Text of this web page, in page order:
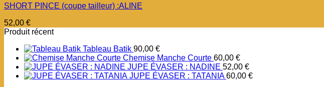
SHORT PINCE (coupe tailleur) :ALINE
52,00 €
Produit récent
Tableau Batik 90,00 €
Chemise Manche Courte 60,00 €
JUPE ÉVASER : NADINE 52,00 €
JUPE ÉVASER : TATANIA 60,00 €